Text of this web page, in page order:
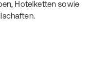
Hotelketten sowie